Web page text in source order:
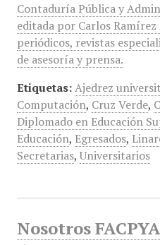
Contaduría Pública y
editada por Carlos
periódicos, revistas
de asesoría y prensa.
Etiquetas: Ajedrez
Computación, Cruz Verde,
Diplomado en Educación
Educación, Egresados,
Secretarias, Universitarios
Nosotros